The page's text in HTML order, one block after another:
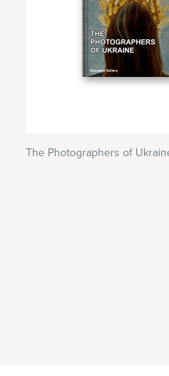
The Photographers of